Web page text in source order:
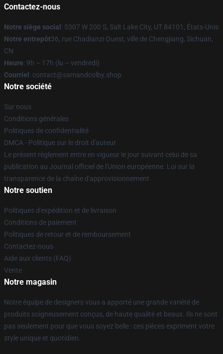
Contactez-nous
Notre siège social : 5307 W 200 S, Salt Lake City, UT 84101, États-Unis
Notre entrepôt36, rue Chadianzi Ouest, ville de Chengjiang, Sichuan,
CN
Heure: 9h – 17h (lu – vendredi)
Courriel : contact@samandcolby.shop
Notre société
Sur nous
Conditions générales
Politiques de confidentialité
DMCA - Politique sur le droit d'auteur
Le présent règlement entre en vigueur le jour suivant celui de sa
publication au Journal officiel de l'Union européenne. Loi sur la
transparence de la chaîne d'approvisionnement
Notre soutien
Politiques d'expédition et de livraison
Conditions de paiement
Politiques de retour et de remboursement
Contactez-nous
Aide aux clients (FAQ)
Vente
Notre magasin
Notre équipe de designers vous a apporté une grande variété de
produits soigneusement conçus, de haute qualité et beaux. Ils ne sont
pas seulement pour que vous soyez belle : ces pièces expriment votre
style unique et quotidien.